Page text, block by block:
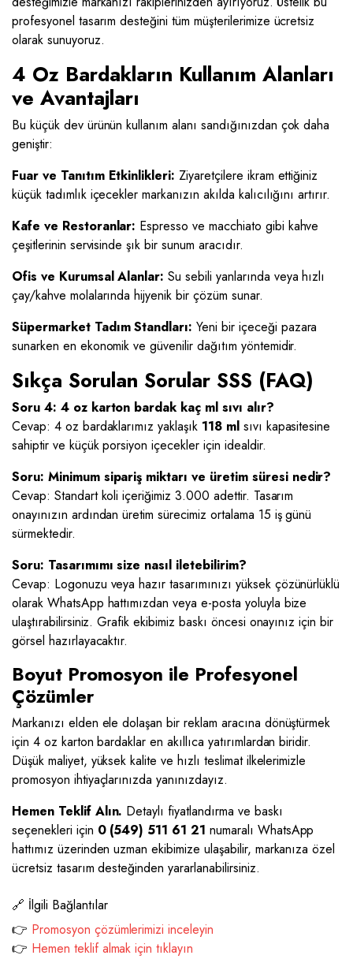
profesyonel tasarım desteğini tüm müşterilerimize ücretsiz
olarak sunuyoruz.
4 Oz Bardakların Kullanım Alanları
ve Avantajları
Bu küçük dev ürünün kullanım alanı sandığınızdan çok daha
geniştir:
Fuar ve Tanıtım Etkinlikleri: Ziyaretçilere ikram ettiğiniz
küçük tadımlık içecekler markanızın akılda kalıcılığını artırır.
Kafe ve Restoranlar: Espresso ve macchiato gibi kahve
çeşitlerinin servisinde şık bir sunum aracıdır.
Ofis ve Kurumsal Alanlar: Su sebili yanlarında veya hızlı
çay/kahve molalarında hijyenik bir çözüm sunar.
Süpermarket Tadım Standları: Yeni bir içeceği pazara
sunarken en ekonomik ve güvenilir dağıtım yöntemidir.
Sıkça Sorulan Sorular SSS (FAQ)
Soru 4: 4 oz karton bardak kaç ml sıvı alır?
Cevap: 4 oz bardaklarımız yaklaşık 118 mlsıvı kapasitesine
sahiptir ve küçük porsiyon içecekler için idealdir.
Soru: Minimum sipariş miktarı ve üretim süresi nedir?
Cevap: Standart koli içeriğimiz 3.000 adettir. Tasarım
onayınızın ardından üretim sürecimiz ortalama 15 iş günü
sürmektedir.
Soru: Tasarımımı size nasıl iletebilirim?
Cevap: Logonuzu veya hazır tasarımınızı yüksek çözünürlüklü
olarak WhatsApp hattımızdan veya e-posta yoluyla bize
ulaştırabilirsiniz. Grafik ekibimiz baskı öncesi onayınız için bir
görsel hazırlayacaktır.
Boyut Promosyon ile Profesyonel
Çözümler
Markanızı elden ele dolaşan bir reklam aracına dönüştürmek
için 4 oz karton bardaklar en akıllıca yatırımlardan biridir.
Düşük maliyet, yüksek kalite ve hızlı teslimat ilkelerimizle
promosyon ihtiyaçlarınızda yanınızdayız.
Hemen Teklif Alın. Detaylı fiyatlandırma ve baskı
seçenekleri için 0 (549) 511 61 21 numaralı WhatsApp
hattımız üzerinden uzman ekibimize ulaşabilir, markanıza özel
ücretsiz tasarım desteğinden yararlanabilirsiniz.
🔗 İlgili Bağlantılar
👉 Promosyon çözümlerimizi inceleyin
👉 Hemen teklif almak için tıklayın